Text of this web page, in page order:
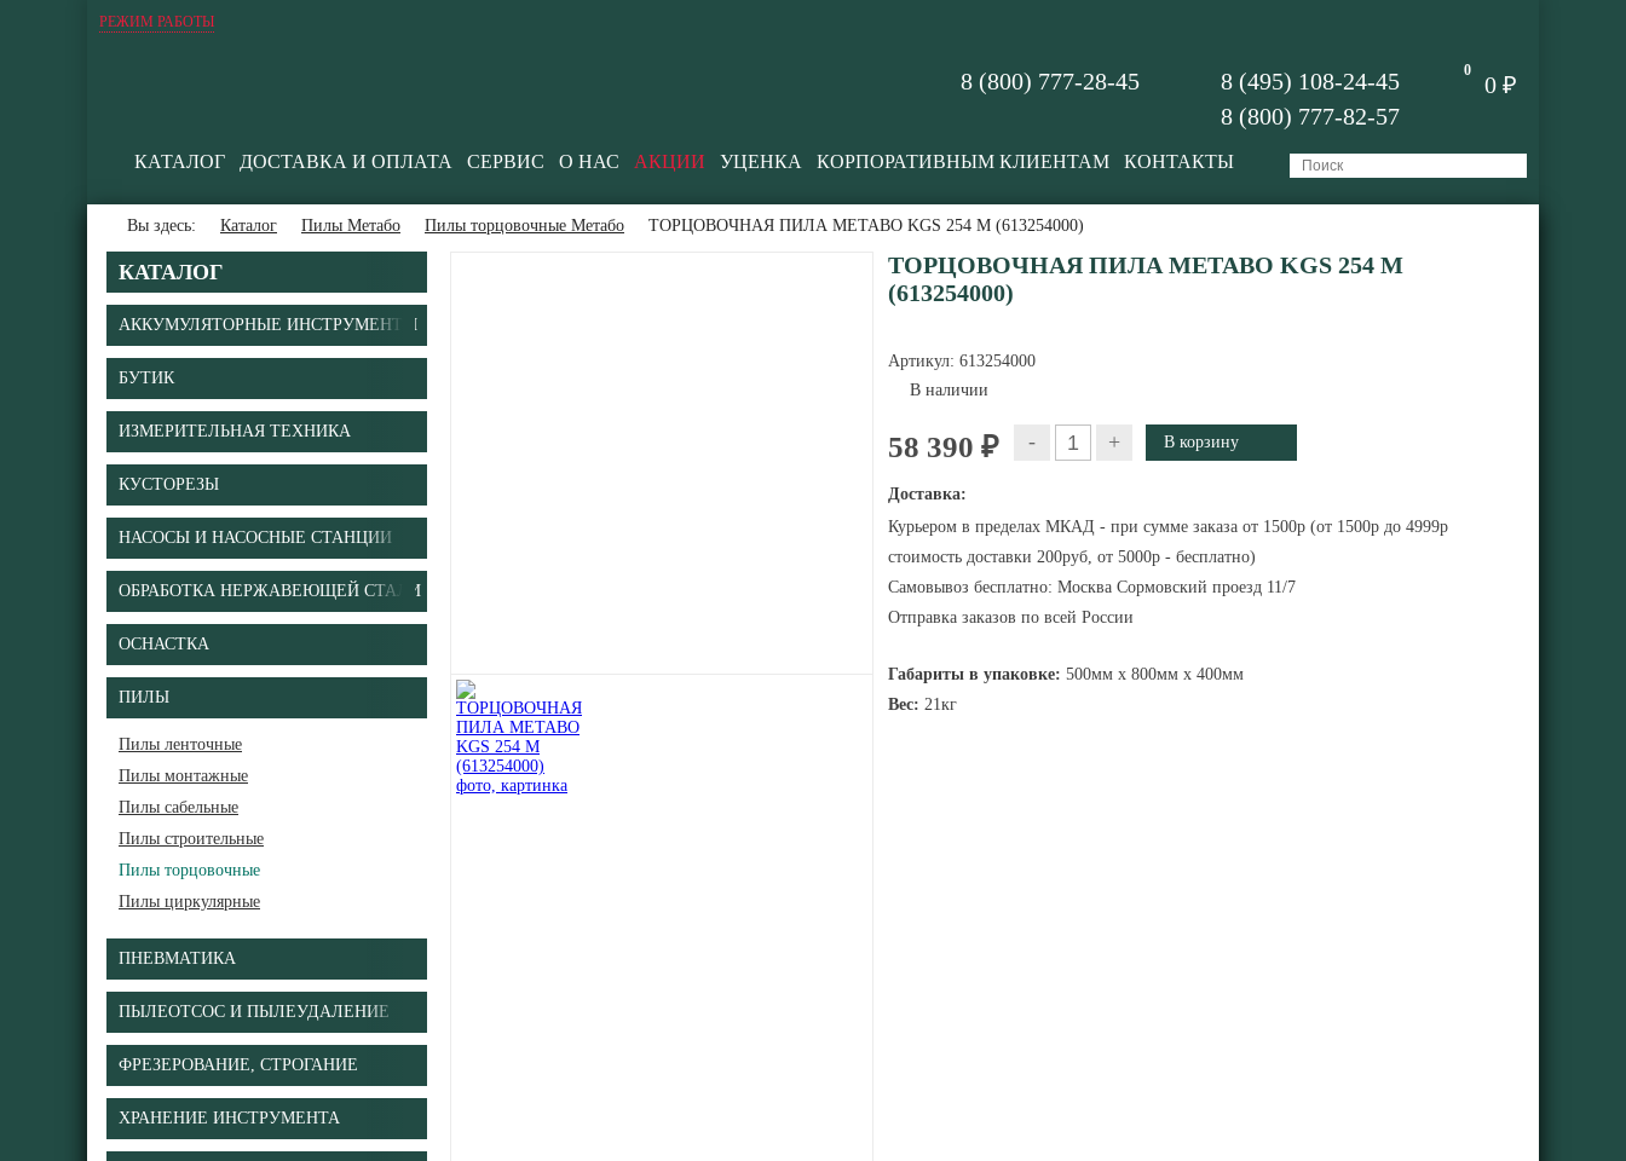
РЕЖИМ РАБОТЫ
0
0 ₽
8 (495) 108-24-45
8 (800) 777-82-57
8 (800) 777-28-45
КАТАЛОГ ДОСТАВКА И ОПЛАТА СЕРВИС О НАС АКЦИИ УЦЕНКА КОРПОРАТИВНЫМ КЛИЕНТАМ КОНТАКТЫ
Вы здесь: Каталог Пилы Метабо Пилы торцовочные Метабо ТОРЦОВОЧНАЯ ПИЛА METABO KGS 254 M (613254000)
КАТАЛОГ
АККУМУЛЯТОРНЫЕ ИНСТРУМЕНТЫ
БУТИК
ИЗМЕРИТЕЛЬНАЯ ТЕХНИКА
КУСТОРЕЗЫ
НАСОСЫ И НАСОСНЫЕ СТАНЦИИ
ОБРАБОТКА НЕРЖАВЕЮЩЕЙ СТАЛИ
ОСНАСТКА
ПИЛЫ
Пилы ленточные
Пилы монтажные
Пилы сабельные
Пилы строительные
Пилы торцовочные
Пилы циркулярные
ПНЕВМАТИКА
ПЫЛЕОТСОС И ПЫЛЕУДАЛЕНИЕ
ФРЕЗЕРОВАНИЕ, СТРОГАНИЕ
ХРАНЕНИЕ ИНСТРУМЕНТА
ТОРЦОВОЧНАЯ ПИЛА METABO KGS 254 M
(613254000)
Артикул: 613254000
В наличии
58 390 ₽ - +
Доставка:
Курьером в пределах МКАД - при сумме заказа от 1500р (от 1500р до 4999р
стоимость доставки 200руб, от 5000р - бесплатно)
Самовывоз бесплатно: Москва Сормовский проезд 11/7
Отправка заказов по всей России
Габариты в упаковке: 500мм x 800мм x 400мм
Вес: 21кг